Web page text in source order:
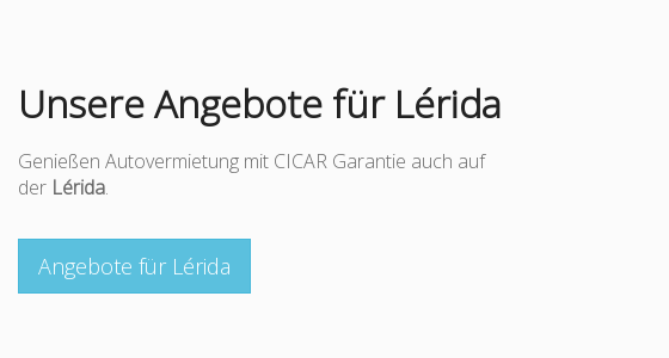
Unsere Angebote für Lérida
Genießen Autovermietung mit CICAR Garantie auch auf
der Lérida.
Angebote für Lérida